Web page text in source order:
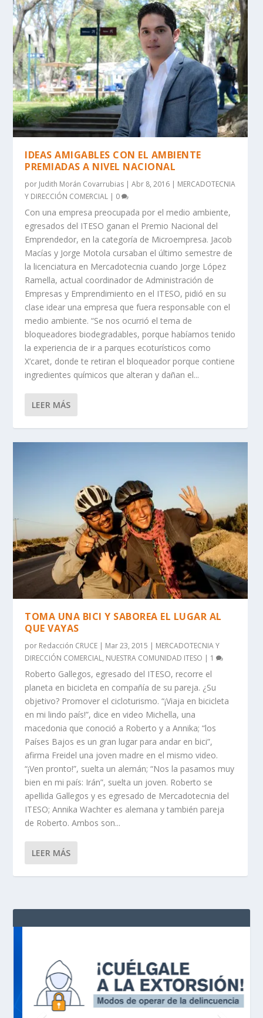
IDEAS AMIGABLES CON EL AMBIENTE
PREMIADAS A NIVEL NACIONAL
por Judith Morán Covarrubias |Abr 8, 2016 | MERCADOTECNIA
Y DIRECCIÓN COMERCIAL | 0
Con una empresa preocupada por el medio ambiente,
egresados del ITESO ganan el Premio Nacional del
Emprendedor, en la categoría de Microempresa. Jacob
Macías y Jorge Motola cursaban el último semestre de
la licenciatura en Mercadotecnia cuando Jorge López
Ramella, actual coordinador de Administración de
Empresas y Emprendimiento en el ITESO, pidió en su
clase idear una empresa que fuera responsable con el
medio ambiente. “Se nos ocurrió el tema de
bloqueadores biodegradables, porque habíamos tenido
la experiencia de ir a parques ecoturísticos como
X’caret, donde te retiran el bloqueador porque contiene
ingredientes químicos que alteran y dañan el...
LEER MÁS
TOMA UNA BICI Y SABOREA EL LUGAR AL
QUE VAYAS
por Redacción CRUCE | Mar 23, 2015 | MERCADOTECNIA Y
DIRECCIÓN COMERCIAL, NUESTRA COMUNIDAD ITESO | 1
Roberto Gallegos, egresado del ITESO, recorre el
planeta en bicicleta en compañía de su pareja. ¿Su
objetivo? Promover el cicloturismo. “¡Viaja en bicicleta
en mi lindo país!”, dice en video Michella, una
macedonia que conoció a Roberto y a Annika; “los
Países Bajos es un gran lugar para andar en bici”,
afirma Freidel una joven madre en el mismo video.
“¡Ven pronto!”, suelta un alemán; “Nos la pasamos muy
bien en mi país: Irán”, suelta un joven. Roberto se
apellida Gallegos y es egresado de Mercadotecnia del
ITESO; Annika Wachter es alemana y también pareja
de Roberto. Ambos son...
LEER MÁS